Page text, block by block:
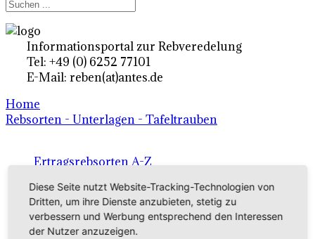
Informationsportal zur Rebveredelung
Tel: +49 (0) 6252 77101
E-Mail: reben(at)antes.de
Home
Rebsorten - Unterlagen - Tafeltrauben
Ertragsrebsorten A-Z
in Deutschland
Rebsorten international
Diese Seite nutzt Website-Tracking-Technologien von
Dritten, um ihre Dienste anzubieten, stetig zu
verbessern und Werbung entsprechend den Interessen
der Nutzer anzuzeigen.